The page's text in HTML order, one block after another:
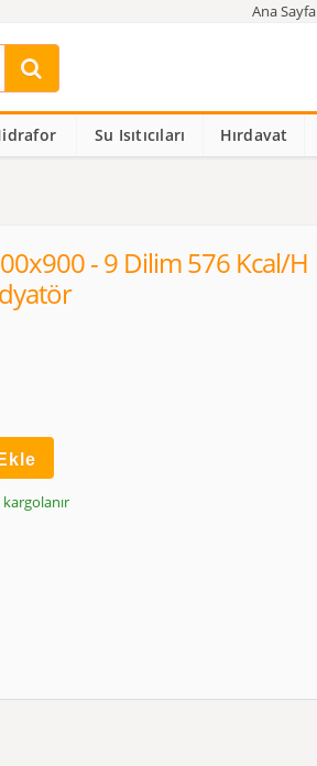
Ana Sayfa
Su Isıtıcıları Hırdavat
- 9 Dilim 576 Kcal/h
Ekle